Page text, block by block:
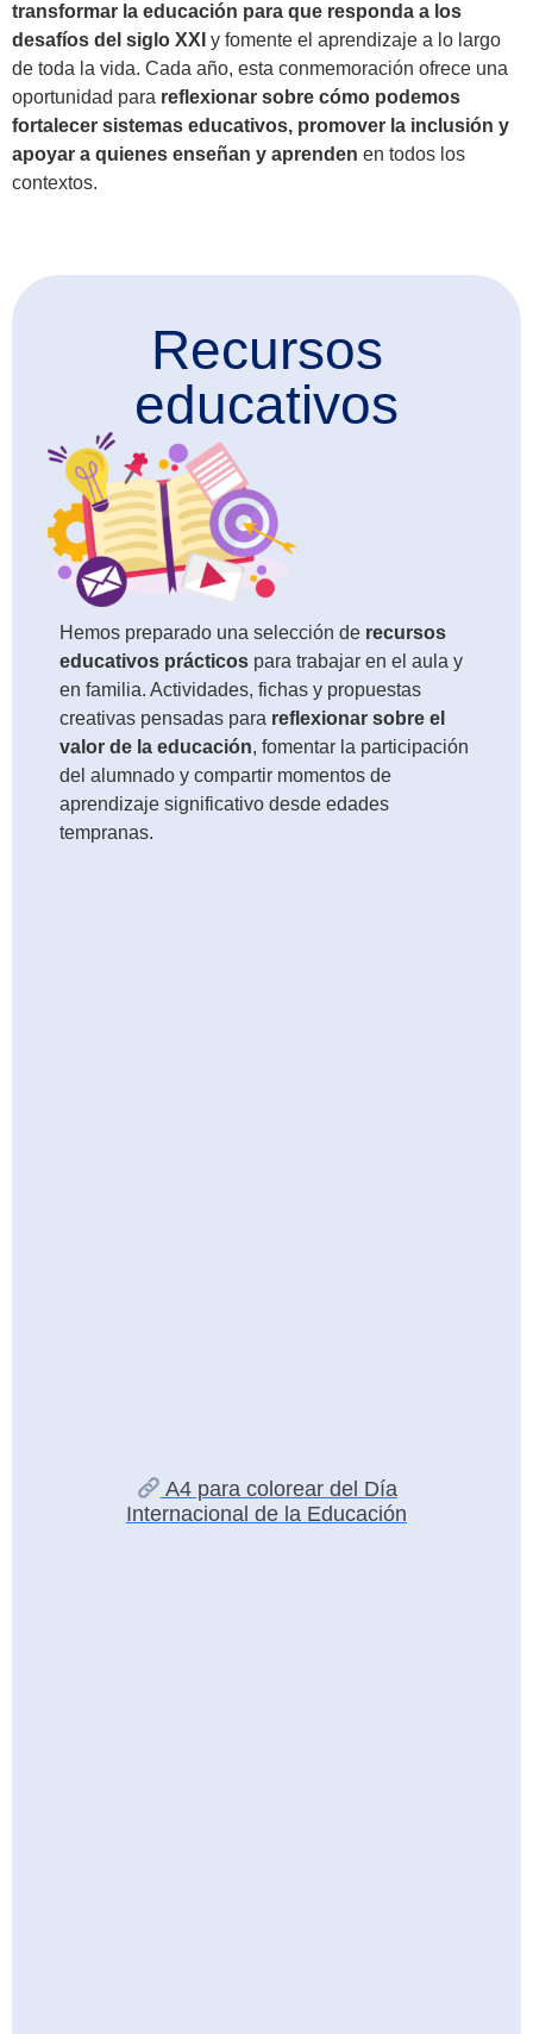
transformar la educación para que responda a los
desafíos del siglo XXI y fomente el aprendizaje a lo largo
de toda la vida. Cada año, esta conmemoración ofrece una
oportunidad para reflexionar sobre cómo podemos
fortalecer sistemas educativos, promover la inclusión y
apoyar a quienes enseñan y aprenden en todos los
contextos.
Recursos
educativos
Hemos preparado una selección de recursos
educativos prácticos para trabajar en el aula y
en familia. Actividades, fichas y propuestas
creativas pensadas para reflexionar sobre el
valor de la educación, fomentar la participación
del alumnado y compartir momentos de
aprendizaje significativo desde edades
tempranas.
A4 para colorear del Día
Internacional de la Educación